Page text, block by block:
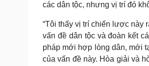
các dân tộc, nhưng vị trí đó
“Tôi thấy vị trí chiến lược này
vấn đề dân tộc và đoàn kết
pháp mới hợp lòng dân, mới
của vấn đề này. Hòa giải và